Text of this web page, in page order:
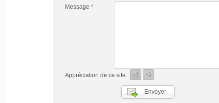
Message *
Appréciation de ce site :